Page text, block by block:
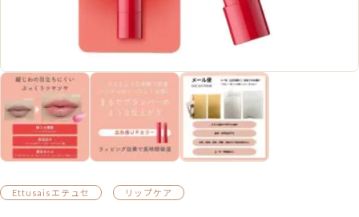
Ettusaisエテュセ リップケア